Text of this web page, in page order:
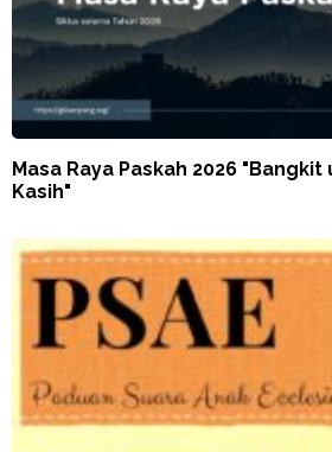
Masa Raya Paskah 2026
Kasih"